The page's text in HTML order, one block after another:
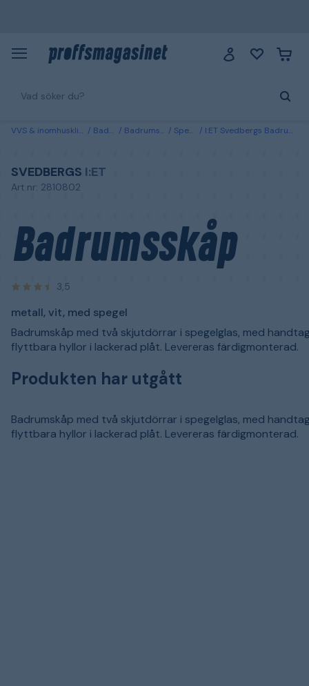
VVS & inomhusklimat Badrum Badrumsmöbler Spegelskåp I:ET Svedbergs Badrumsskåp metall, vit, med spegel
SVEDBERGS I:ET
Art.nr: 2810802
Badrumsskåp
3,5
metall, vit, med spegel
Badrumskåp med två skjutdörrar i spegelglas, med
flyttbara hyllor i lackerad plåt. Levereras färdigmonterad.
Produkten har utgått
Badrumskåp med två skjutdörrar i spegelglas, med
flyttbara hyllor i lackerad plåt. Levereras färdigmonterad.